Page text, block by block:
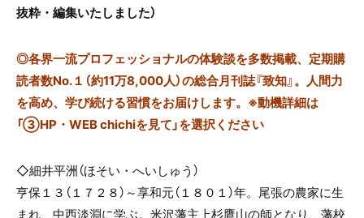
抜粋・編集いたしました）
◎各界一流プロフェッショナルの体験談を多数掲載、定期購
読者数No.１（約11万8,000人）の総合月刊誌『致知』。人間力
を高め、学び続ける習慣をお届けします。※動機詳細は
「③HP・WEB chichiを見て」を選択ください
◇細井平洲（ほそい・へいしゅう）
亨保１３（１７２８）～享和元（１８０１）年。尾張の農家に生
まれ、中西淡淵に学ぶ。米沢藩主上杉鷹山の師となり、藩校